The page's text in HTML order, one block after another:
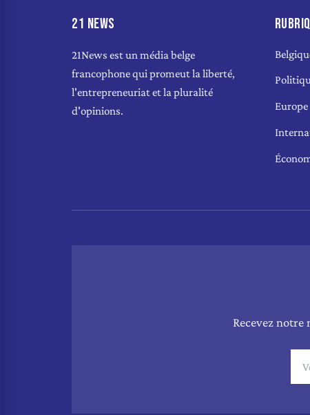
21 NEWS
21News est un média belge
francophone qui promeut la liberté,
l'entrepreneuriat et la pluralité
d'opinions.
Europe
Recevez